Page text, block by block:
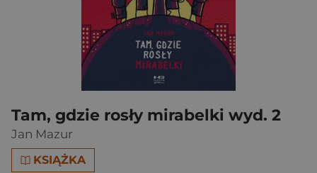
Tam, gdzie rosły mirabelki wyd. 2
Jan Mazur
KSIĄŻKA